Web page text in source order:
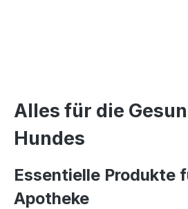
Alles für die
Hundes
Essentielle Produkte
Apotheke